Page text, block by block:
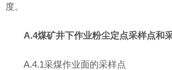
度。
A.4煤矿井下作业粉尘定点采样点和
A.4.1采煤作业面的采样点